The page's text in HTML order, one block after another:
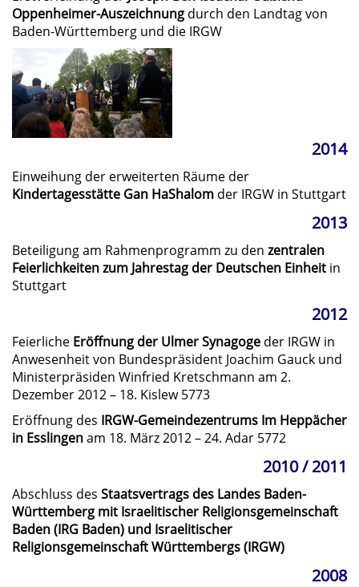
Oppenheimer-Auszeichnung durch den Landtag von
Baden-Württemberg und die IRGW
2014
Einweihung der erweiterten Räume der
Kindertagesstätte Gan HaShalom der IRGW in Stuttgart
2013
Beteiligung am Rahmenprogramm zu den zentralen
Feierlichkeiten zum Jahrestag der Deutschen Einheit in
Stuttgart
2012
Feierliche Eröffnung der Ulmer Synagoge der IRGW in
Anwesenheit von Bundespräsident Joachim Gauck und
Ministerpräsiden Winfried Kretschmann am 2.
Dezember 2012 – 18. Kislew 5773
Eröffnung des IRGW-Gemeindezentrums Im Heppächer
in Esslingenam 18. März 2012 – 24. Adar 5772
2010 / 2011
Abschluss des Staatsvertrags des Landes Baden-
Württemberg mit Israelitischer Religionsgemeinschaft
Baden (IRG Baden) und Israelitischer
Religionsgemeinschaft Württembergs (IRGW)
2008